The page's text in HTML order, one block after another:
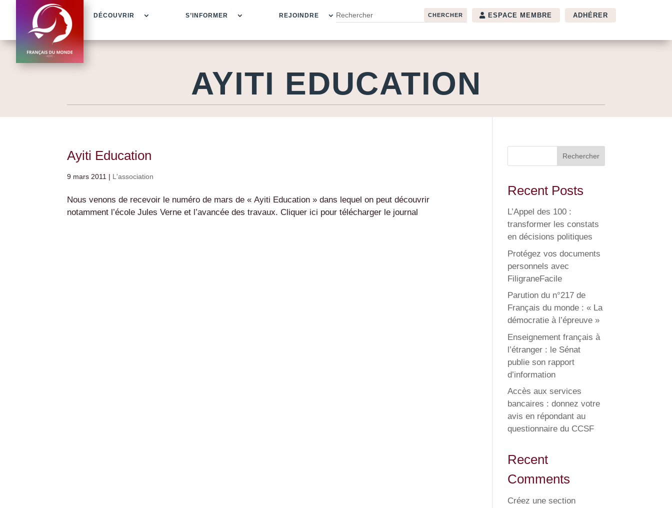
DÉCOUVRIR S’INFORMER REJOINDRE ESPACE MEMBRE ADHÉRER
AYITI EDUCATION
Ayiti Education
9 mars 2011 | L'association
Nous venons de recevoir le numéro de mars de « Ayiti Education » dans lequel on peut découvrir
notamment l’école Jules Verne et l’avancée des travaux. Cliquer ici pour télécharger le journal
Rechercher
Recent Posts
L’Appel des 100 :
transformer les constats
en décisions politiques
Protégez vos documents
personnels avec
FiligraneFacile
Parution du n°217 de
Français du monde : « La
démocratie à l’épreuve »
Enseignement français à
l’étranger : le Sénat
publie son rapport
d’information
Accès aux services
bancaires : donnez votre
avis en répondant au
questionnaire du CCSF
Recent
Comments
Créez une section